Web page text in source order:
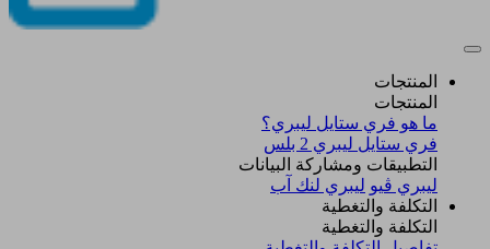
المنتجات
المنتجات
ما هو فري ستايل ليبري؟
فري ستايل ليبري 2 بلس​
التطبيقات ومشاركة البيانات
ليبري ڤيو ليبري لنك آب
التكلفة والتغطية
التكلفة والتغطية